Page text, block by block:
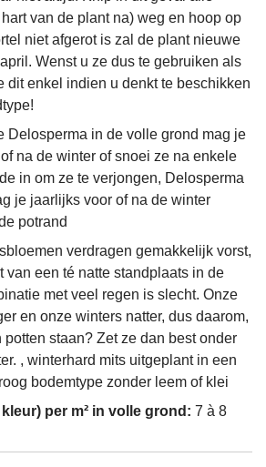
van de plant na) weg en hoop op
niet afgerot is zal de plant nieuwe
Wenst u ze dus te gebruiken als
dit enkel indien u denkt te beschikken
Delosperma in de volle grond mag je
na de winter of snoei ze na enkele
in om ze te verjongen, Delosperma
je jaarlijks voor of na de winter
potrand
verdragen gemakkelijk vorst,
van een té natte standplaats in de
met veel regen is slecht. Onze
en onze winters natter, dus daarom,
staan? Zet ze dan best onder
, winterhard mits uitgeplant in een
bodemtype zonder leem of klei
per m² in volle grond: 7 à 8